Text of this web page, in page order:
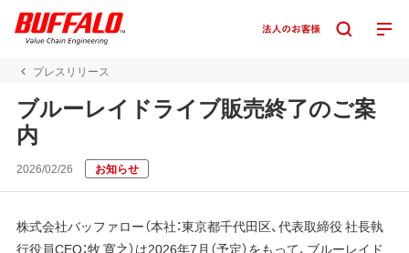
プレスリリース
ブルーレイドライブ販売終了のご案
内
2026/02/26 お知らせ
株式会社バッファロー（本社：東京都千代田区、代表取締役 社長執
行役員CEO：牧 寛之）は2026年7月（予定）をもって、ブルーレイド